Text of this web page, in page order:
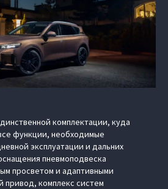
комплектации, куда
функции, необходимые
эксплуатации и дальних
пневмоподвеска
просветом и адаптивными
привод, комплекс систем